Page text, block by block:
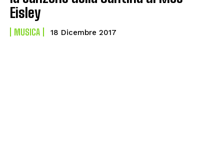
Eisley
MUSICA 18 Dicembre 2017